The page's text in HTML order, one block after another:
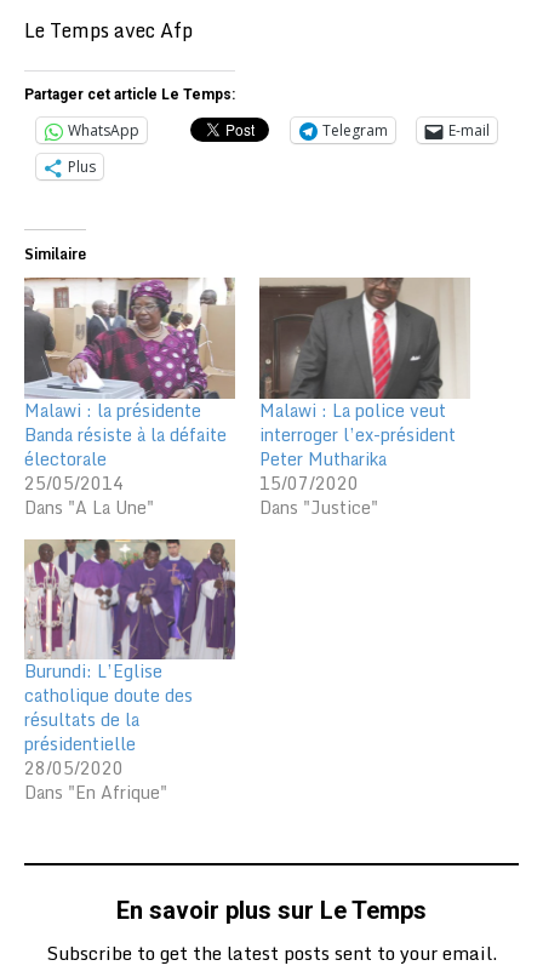
Le Temps avec Afp
Partager cet article Le Temps:
WhatsApp Telegram
E-mail
Plus
Similaire
Malawi : la présidente
Banda résiste à la défaite
électorale
25/05/2014
Dans "A La Une"
Malawi : La police veut
interroger l’ex-président
Peter Mutharika
15/07/2020
Dans "Justice"
Burundi: L’Eglise
catholique doute des
résultats de la
présidentielle
28/05/2020
Dans "En Afrique"
En savoir plus sur Le Temps
Subscribe to get the latest posts sent to your email.